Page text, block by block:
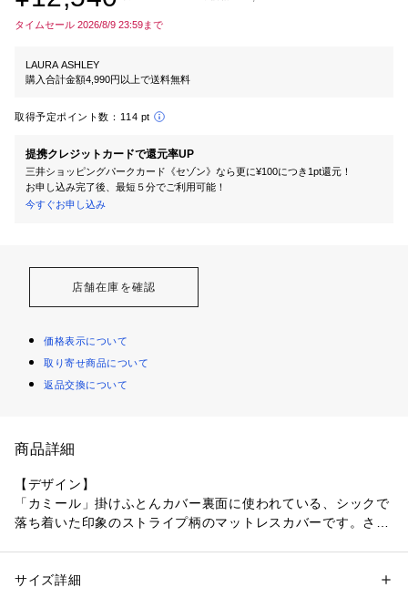
タイムセール 2026/8/9 23:59まで
LAURA ASHLEY
購入合計金額4,990円以上で送料無料
取得予定ポイント数： 114 pt
提携クレジットカードで還元率UP
三井ショッピングパークカード《セゾン》なら更に¥100につき1pt還元！
お申し込み完了後、最短５分でご利用可能！
今すぐお申し込み
店舗在庫を確認
価格表示について
取り寄せ商品について
返品交換について
商品詳細
【デザイン】
「カミール」掛けふとんカバー裏面に使われている、シックで
落ち着いた印象のストライプ柄のマットレスカバーです。さら
マットレス高さは30～33cmまでを推奨いたします。ローラア
性別：レディース
サイズ詳細